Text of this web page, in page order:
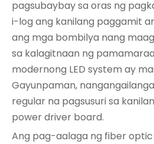
pagsubaybay sa oras ng
i-log ang kanilang paggamit
ang mga bombilya nang
sa kalagitnaan ng
modernong LED system ay
Gayunpaman,
regular na pagsusuri sa
power driver board.
Ang pag-aalaga ng fiber